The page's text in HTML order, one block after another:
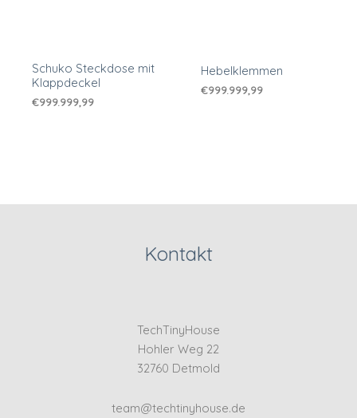
Schuko Steckdose mit
Klappdeckel
€999.999,99
Hebelklemmen
€999.999,99
Kontakt
TechTinyHouse
Hohler Weg 22
32760 Detmold
team@techtinyhouse.de